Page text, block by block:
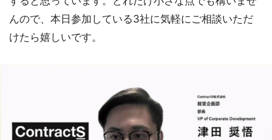
んので、本日参加している3社に気軽にご相談いただ
けたら嬉しいです。